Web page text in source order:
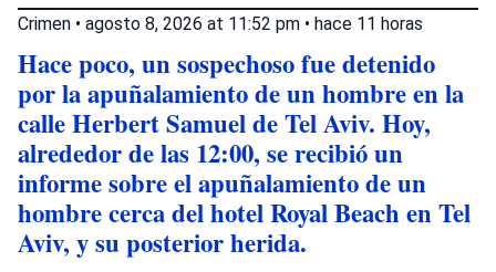
Crimen • agosto 8, 2026 at 11:52 pm • hace 11 horas
Hace poco, un sospechoso fue detenido
por la apuñalamiento de un hombre en la
calle Herbert Samuel de Tel Aviv. Hoy,
alrededor de las 12:00, se recibió un
informe sobre el apuñalamiento de un
hombre cerca del hotel Royal Beach en Tel
Aviv, y su posterior herida.